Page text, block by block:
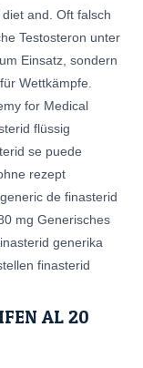
and. Oft falsch
Testosteron unter
Einsatz, sondern
Wettkämpfe.
for Medical
flüssig
se puede
rezept
de finasterid
mg Generisches
generika
finasterid
AL 20